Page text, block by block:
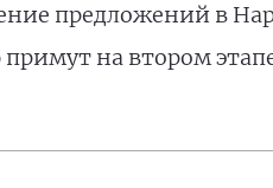
предложений в
на втором этапе